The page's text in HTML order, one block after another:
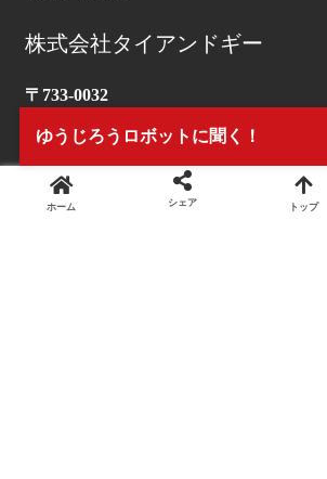
株式会社タイアンドギー
〒733-0032
広島市西区東観音町7-1-1Ｆ
【営業時間】10：00～18:00
【定休日】日・祝日
ホーム シェア トップ
ゆうじろうロボットに聞く！